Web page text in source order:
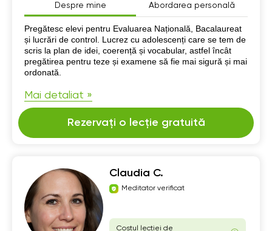
Despre mine Abordarea personală
Despre mine
Pregătesc elevi pentru Evaluarea Națională, Bacalaureat
și lucrări de control. Lucrez cu adolescenți care se tem de
scris la plan de idei, coerență și vocabular, astfel încât
pregătirea pentru teze și examene să fie mai sigură și mai
ordonată.
Mai detaliat »
Rezervați o lecție gratuită
Claudia C.
Meditator verificat
Costul lecției de